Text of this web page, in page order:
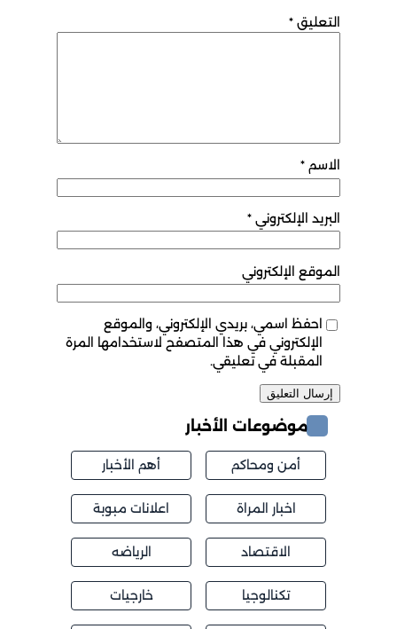
التعليق *
الاسم *
البريد الإلكتروني *
الموقع الإلكتروني
احفظ اسمي، بريدي الإلكتروني، والموقع
الإلكتروني في هذا المتصفح لاستخدامها المرة
المقبلة في تعليقي.
موضوعات الأخبار
أمن ومحاكم أهم الأخبار
اخبار المراة اعلانات مبوبة
الاقتصاد الرياضه
تكنالوجيا خارجيات